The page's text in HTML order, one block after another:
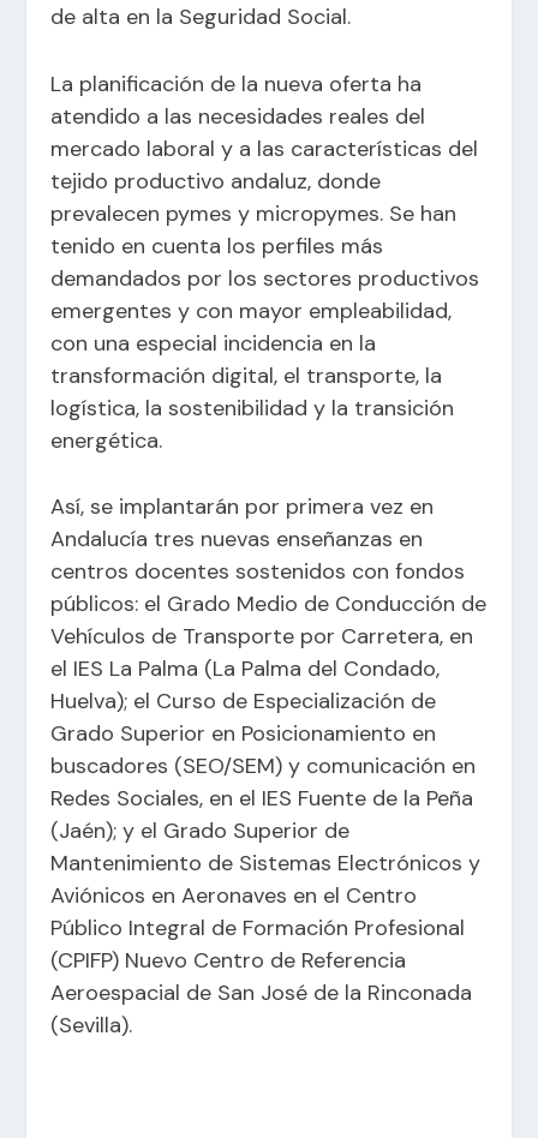
de alta en la Seguridad Social.
La planificación de la nueva oferta ha
atendido a las necesidades reales del
mercado laboral y a las características del
tejido productivo andaluz, donde
prevalecen pymes y micropymes. Se han
tenido en cuenta los perfiles más
demandados por los sectores productivos
emergentes y con mayor empleabilidad,
con una especial incidencia en la
transformación digital, el transporte, la
logística, la sostenibilidad y la transición
energética.
Así, se implantarán por primera vez en
Andalucía tres nuevas enseñanzas en
centros docentes sostenidos con fondos
públicos: el Grado Medio de Conducción de
Vehículos de Transporte por Carretera, en
el IES La Palma (La Palma del Condado,
Huelva); el Curso de Especialización de
Grado Superior en Posicionamiento en
buscadores (SEO/SEM) y comunicación en
Redes Sociales, en el IES Fuente de la Peña
(Jaén); y el Grado Superior de
Mantenimiento de Sistemas Electrónicos y
Aviónicos en Aeronaves en el Centro
Público Integral de Formación Profesional
(CPIFP) Nuevo Centro de Referencia
Aeroespacial de San José de la Rinconada
(Sevilla).